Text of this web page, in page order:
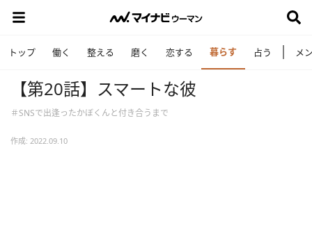
トップ 働く 整える 磨く 恋する 暮らす 占う メ
【第20話】スマートな彼
＃SNSで出逢ったかぼくんと付き合うまで
作成: 2022.09.10